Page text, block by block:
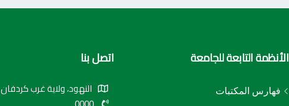
الأنظمة التابعة للجامعة
فهارس المكتبات
اتصل بنا
النهود، ولاية غرب كردفان